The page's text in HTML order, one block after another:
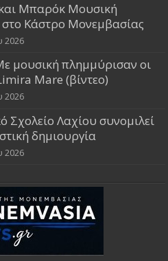
Μπαρόκ Μουσική
στο Κάστρο Μονεμβασίας
2026
μουσική πλημμύρισαν οι
Mare (βίντεο)
2026
Σχολείο Λαχίου συνομιλεί
δημιουργία
2026